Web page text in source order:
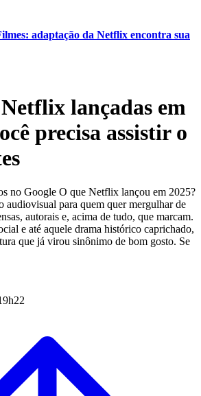
adaptação da Netflix encontra sua
lançadas em
precisa assistir o
no Google O que Netflix lançou em 2025?
audiovisual para quem quer mergulhar de
autorais e, acima de tudo, que marcam.
e até aquele drama histórico caprichado,
que já virou sinônimo de bom gosto. Se